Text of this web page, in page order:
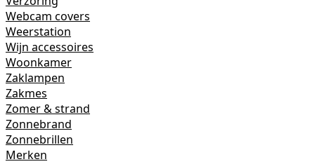
Webcam covers
Weerstation
Wijn accessoires
Woonkamer
Zaklampen
Zakmes
Zomer & strand
Zonnebrand
Zonnebrillen
Merken